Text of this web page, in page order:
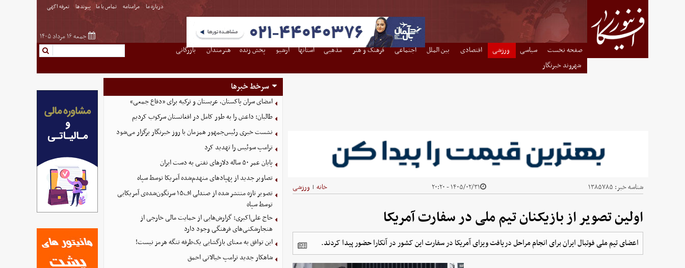
درباره ما مرامنامه تماس با ما پیوندها تعرفه اگهی
جمعه ۱۶ مرداد ۱۴۰۵
صفحه نخست سیاسی ورزشی اقتصادی بین الملل اجتماعی فرهنگ و هنر مذهبی استانها آرشیو پخش زنده هنرمندان
بازرگانی
شهروند خبرنگار
شناسه خبر: ۱۳۸۵۷۸۵ ۱۴۰۵/۰۲/۳۱ - ۲۰:۲۰ خانه | ورزشی
اولین تصویر از بازیکنان تیم ملی در سفارت آمریکا
اعضای تیم ملی فوتبال ایران برای انجام مراحل دریافت ویزای آمریکا در سفارت این کشور در آنکارا حضور پیدا کردند.
سرخط خبرها
امضای سران پاکستان، عربستان و ترکیه برای «دفاع جمعی»
طالبان: داعش را به طور کامل در افغانستان سرکوب کردیم
نشست خبری رئیس‌جمهور همزمان با روز خبرنگار برگزار می‌شود
ترامپ سوئیس را تهدید کرد
پایان عمر ۵۰ ساله دلارهای نفتی به دست ایران
تصاویر جدید از پهپادهای منهدم‌شده آمریکا توسط سپاه
تصویر تازه منتشر شده از صندلی اف۱۵ سرنگون‌شده‌ی آمریکایی
توسط سپاه
حاج علی‌اکبری: گزارش‌هایی از حمایت مالی خارجی از
هنجارشکنی‌های فرهنگی وجود دارد
این توافق به معنای بازگشایی یک‌طرفه تنگه هرمز نیست!
شاهکار جدید ترامپ خیالاتی احمق